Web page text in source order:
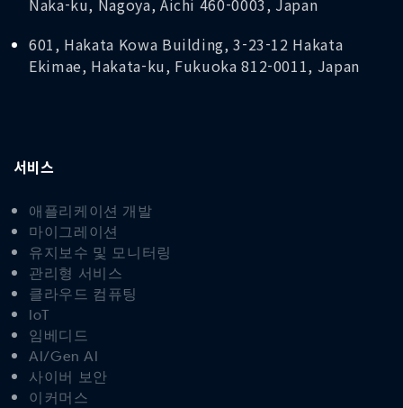
Naka-ku, Nagoya, Aichi 460-0003, Japan
601, Hakata Kowa Building, 3-23-12 Hakata
Ekimae, Hakata-ku, Fukuoka 812-0011, Japan
서비스
애플리케이션 개발
마이그레이션
유지보수 및 모니터링
관리형 서비스
클라우드 컴퓨팅
IoT
임베디드
AI/Gen AI
사이버 보안
이커머스